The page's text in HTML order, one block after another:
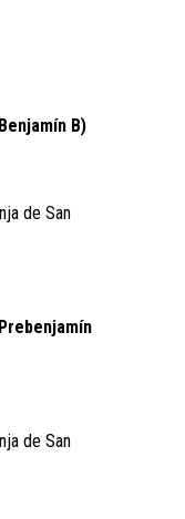
B)
de San
de San